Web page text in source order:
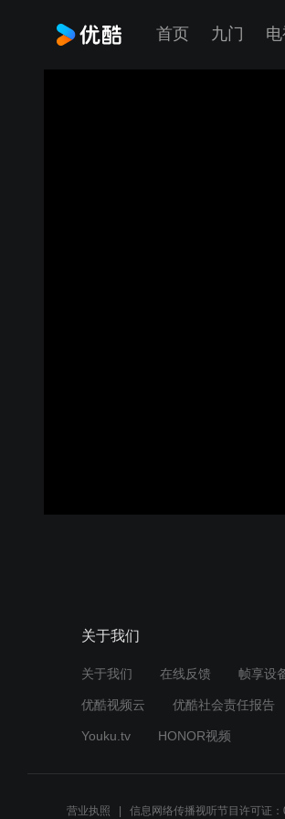
首页 九门 电
关于我们
关于我们 在线反馈 帧享设
优酷视频云 优酷社会责任报告
Youku.tv HONOR视频
营业执照 信息网络传播视听节目许可证